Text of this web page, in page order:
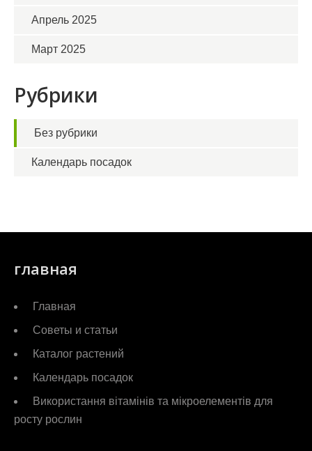
Апрель 2025
Март 2025
Рубрики
Без рубрики
Календарь посадок
главная
Главная
Советы и статьи
Каталог растений
Календарь посадок
Використання вітамінів та мікроелементів для
росту рослин